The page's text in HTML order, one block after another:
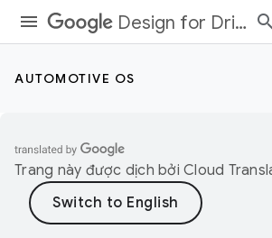
Design for Driving
AUTOMOTIVE OS
Trang này được dịch bởi Cloud